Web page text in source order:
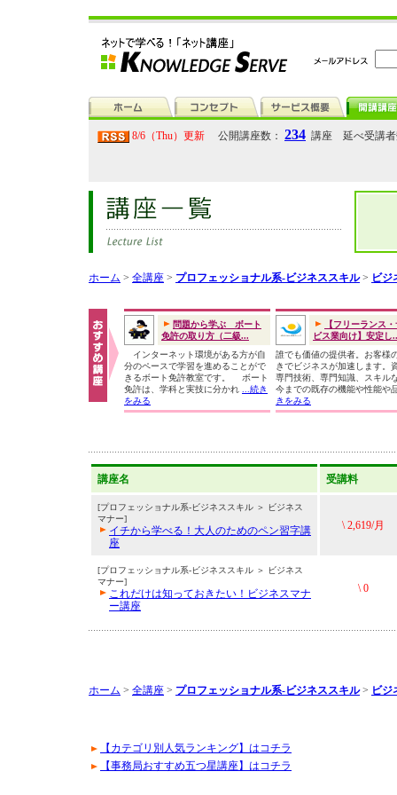
8/6（Thu）更新 公開講座数： 234 講座 延べ受講
ホーム > 全講座 > プロフェッショナル系-ビジネススキル> ビジ
問題から学ぶ ボート
免許の取り方（二級...
インターネット環境がある方が自
分のペースで学習を進めることがで
きるボート免許教室です。 ボート
免許は、学科と実技に分かれ
...続き
をみる
【フリーランス
ビス業向け】安定し
誰でも価値の提供者。お客様
きでビジネスが加速します。
専門技術、専門知識、スキル
今までの既存の機能や性能や
きをみる
講座名 受講料
[プロフェッショナル系-ビジネススキル ＞ ビジネス
マナー]
イチから学べる！大人のためのペン習字講
座
\ 2,619/月
[プロフェッショナル系-ビジネススキル ＞ ビジネス
マナー]
これだけは知っておきたい！ビジネスマナ
ー講座
\ 0
ホーム > 全講座 > プロフェッショナル系-ビジネススキル> ビジ
【カテゴリ別人気ランキング】はコチラ
【事務局おすすめ五つ星講座】はコチラ